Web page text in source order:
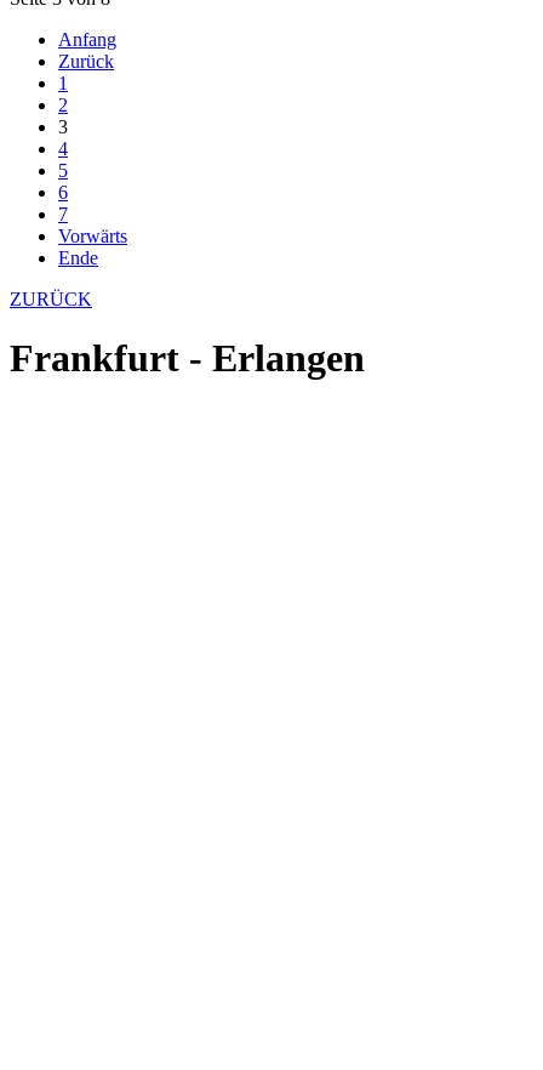
Anfang
Zurück
1
2
3
4
5
6
7
Vorwärts
Ende
ZURÜCK
Frankfurt - Erlangen